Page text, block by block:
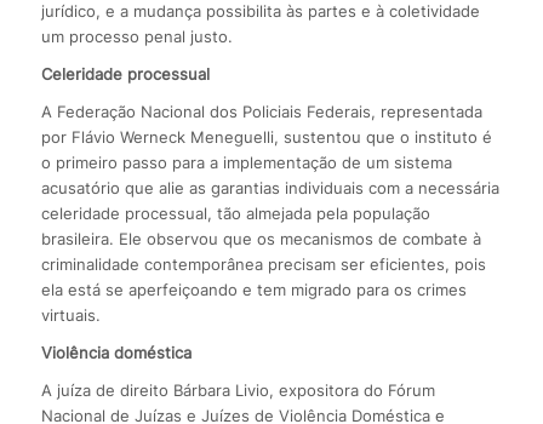
jurídico, e a mudança possibilita às partes e à coletividade
um processo penal justo.
Celeridade processual
A Federação Nacional dos Policiais Federais, representada
por Flávio Werneck Meneguelli, sustentou que o instituto é
o primeiro passo para a implementação de um sistema
acusatório que alie as garantias individuais com a necessária
celeridade processual, tão almejada pela população
brasileira. Ele observou que os mecanismos de combate à
criminalidade contemporânea precisam ser eficientes, pois
ela está se aperfeiçoando e tem migrado para os crimes
virtuais.
Violência doméstica
A juíza de direito Bárbara Livio, expositora do Fórum
Nacional de Juízas e Juízes de Violência Doméstica e